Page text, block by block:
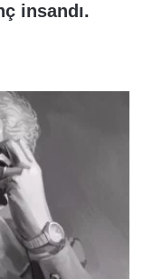
insandı.